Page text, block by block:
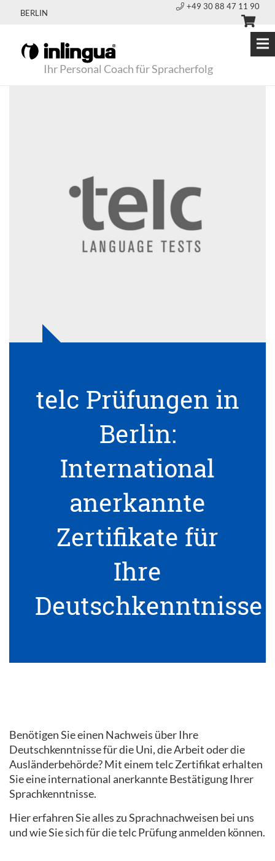
BERLIN
+49 30 88 47 11 90
Ihr Personal Coach für Spracherfolg
telc Prüfungen in
Berlin:
International
anerkannte
Zertifikate für
Ihre
Deutschkenntnisse
Benötigen Sie einen Nachweis über Ihre
Deutschkenntnisse für die Uni, die Arbeit oder die
Ausländerbehörde? Mit einem telc Zertifikat erhalten
Sie eine international anerkannte Bestätigung Ihrer
Sprachkenntnisse.
Hier erfahren Sie alles zu Sprachnachweisen bei uns
und wie Sie sich für die telc Prüfung anmelden können.